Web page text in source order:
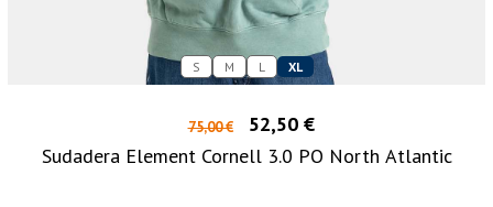
S M L XL
75,00 €
52,50 €
Sudadera Element Cornell 3.0 PO North Atlantic